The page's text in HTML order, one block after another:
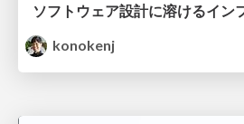
konokenj